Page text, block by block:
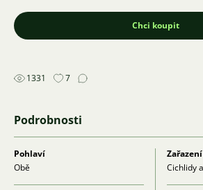
Chci koupit
1331 7
Podrobnosti
Pohlaví
Obě
Zařazení
Cichlidy